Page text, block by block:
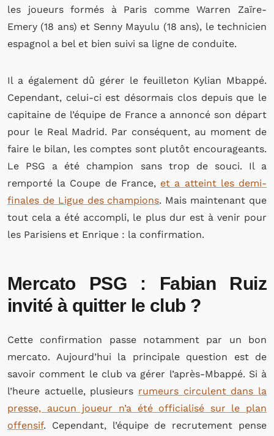
les joueurs formés à Paris comme Warren Zaïre-
Emery (18 ans) et Senny Mayulu (18 ans), le technicien
espagnol a bel et bien suivi sa ligne de conduite.
Il a également dû gérer le feuilleton Kylian Mbappé.
Cependant, celui-ci est désormais clos depuis que le
capitaine de l’équipe de France a annoncé son départ
pour le Real Madrid. Par conséquent, au moment de
faire le bilan, les comptes sont plutôt encourageants.
Le PSG a été champion sans trop de souci. Il a
remporté la Coupe de France, et a atteint les demi-
finales de Ligue des champions. Mais maintenant que
tout cela a été accompli, le plus dur est à venir pour
les Parisiens et Enrique : la confirmation.
Mercato PSG : Fabian Ruiz
invité à quitter le club ?
Cette confirmation passe notamment par un bon
mercato. Aujourd’hui la principale question est de
savoir comment le club va gérer l’après-Mbappé. Si à
l’heure actuelle, plusieurs rumeurs circulent dans la
presse, aucun joueur n’a été officialisé sur le plan
offensif. Cependant, l’équipe de recrutement pense